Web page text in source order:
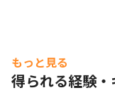
もっと見る
得られる経験